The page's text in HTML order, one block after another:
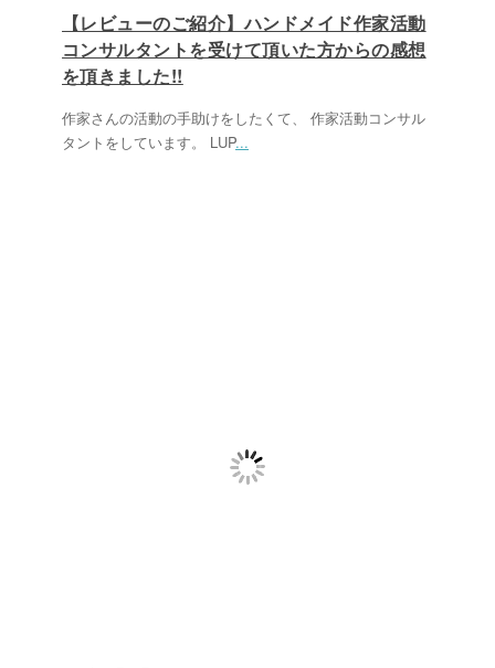
【レビューのご紹介】ハンドメイド作家活動
コンサルタントを受けて頂いた方からの感想
を頂きました!!
作家さんの活動の手助けをしたくて、 作家活動コンサル
タントをしています。 LUP...